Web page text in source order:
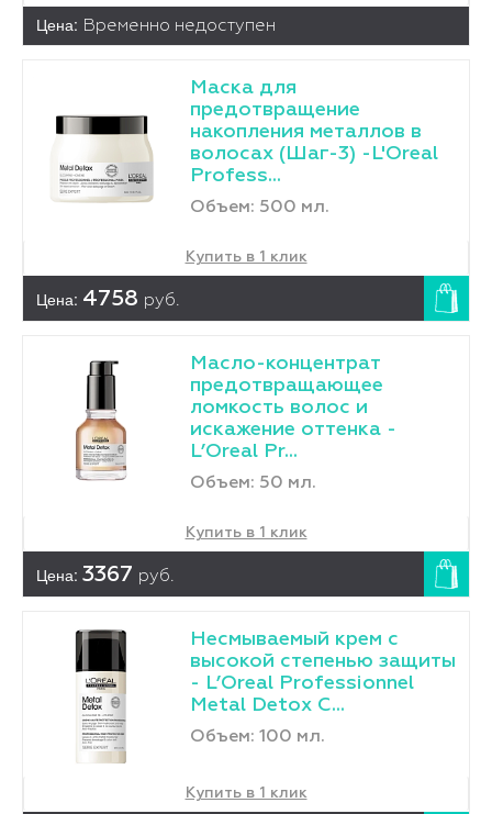
Цена: Временно недоступен
Маска для
предотвращение
накопления металлов в
волосах (Шаг-3) -L'Оreal
Profess...
Объем: 500 мл.
Купить в 1 клик
Цена: 4758 руб.
Масло-концентрат
предотвращающее
ломкость волос и
искажение оттенка -
L’Oreal Pr...
Объем: 50 мл.
Купить в 1 клик
Цена: 3367 руб.
Несмываемый крем с
высокой степенью защиты
- L’Oreal Professionnel
Metal Detox C...
Объем: 100 мл.
Купить в 1 клик